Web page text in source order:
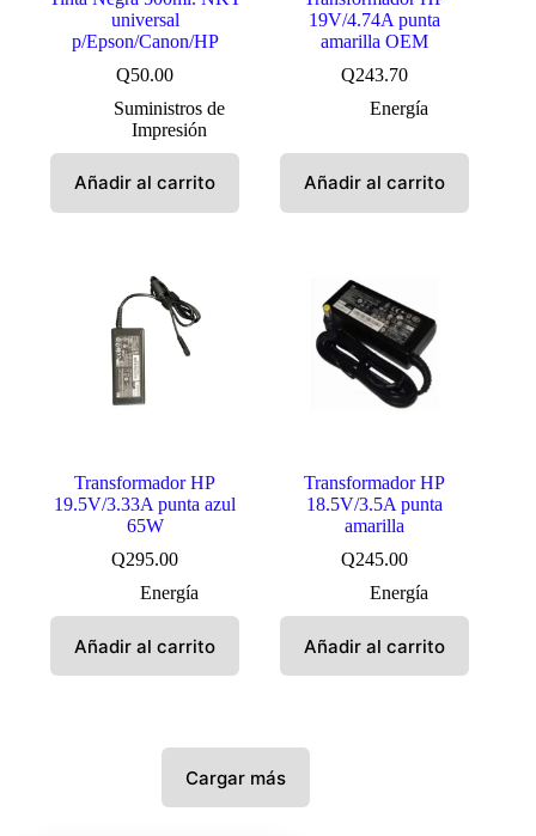
universal
p/Epson/Canon/HP
Q50.00
Suministros de
Impresión
Añadir al carrito
19V/4.74A punta
amarilla OEM
Q243.70
Energía
Añadir al carrito
Transformador HP
19.5V/3.33A punta azul
65W
Q295.00
Energía
Añadir al carrito
Transformador HP
18.5V/3.5A punta
amarilla
Q245.00
Energía
Añadir al carrito
Cargar más